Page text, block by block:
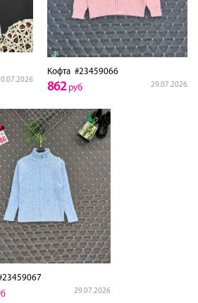
Кофта #23459066
29.07.2026
862руб
29.07.2026